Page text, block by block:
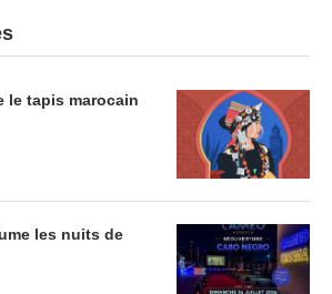
le tapis marocain
les nuits de